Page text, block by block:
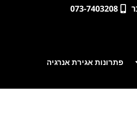
073-7403208
פתרונות אגירת אנרגיה